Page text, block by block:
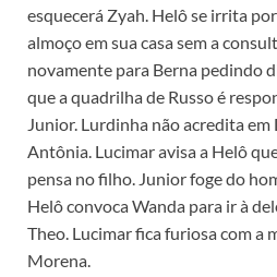
esquecerá Zyah. Helô se irrita
almoço em sua casa sem a
novamente para Berna pedindo
que a quadrilha de Russo é
Junior. Lurdinha não acredita em
Antônia. Lucimar avisa a Helô
pensa no filho. Junior foge do
Helô convoca Wanda para ir à
Theo. Lucimar fica furiosa com a
Morena.